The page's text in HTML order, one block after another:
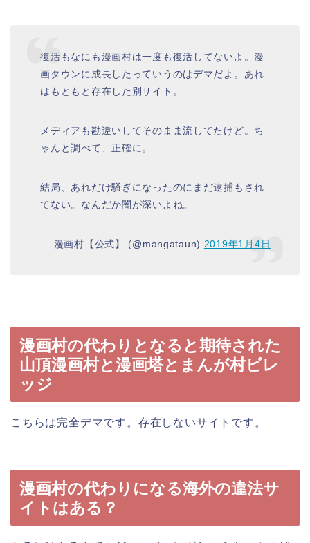
復活もなにも漫画村は一度も復活してないよ。漫
画タウンに成長したっていうのはデマだよ。あれ
はもともと存在した別サイト。
メディアも勘違いしてそのまま流してたけど。ち
ゃんと調べて、正確に。
結局、あれだけ騒ぎになったのにまだ逮捕もされ
てない。なんだか闇が深いよね。
— 漫画村【公式】 (@mangataun) 2019年1月4日
漫画村の代わりとなると期待された
山頂漫画村と漫画塔とまんが村ビレ
ッジ
こちらは完全デマです。存在しないサイトです。
漫画村の代わりになる海外の違法サ
イトはある？